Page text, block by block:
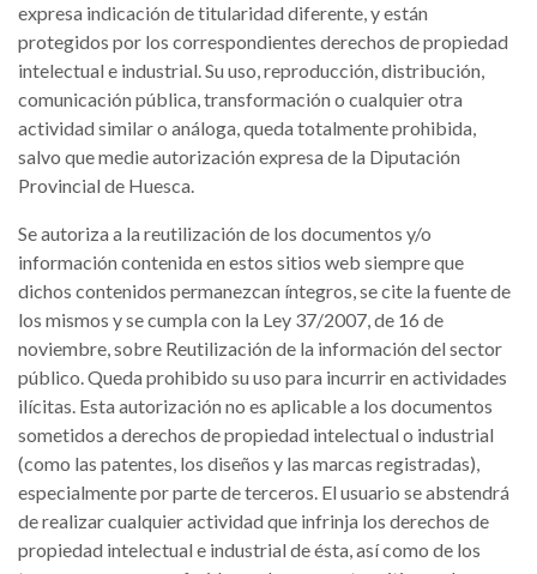
expresa indicación de titularidad diferente, y están
protegidos por los correspondientes derechos de propiedad
intelectual e industrial. Su uso, reproducción, distribución,
comunicación pública, transformación o cualquier otra
actividad similar o análoga, queda totalmente prohibida,
salvo que medie autorización expresa de la Diputación
Provincial de Huesca.
Se autoriza a la reutilización de los documentos y/o
información contenida en estos sitios web siempre que
dichos contenidos permanezcan íntegros, se cite la fuente de
los mismos y se cumpla con la Ley 37/2007, de 16 de
noviembre, sobre Reutilización de la información del sector
público. Queda prohibido su uso para incurrir en actividades
ilícitas. Esta autorización no es aplicable a los documentos
sometidos a derechos de propiedad intelectual o industrial
(como las patentes, los diseños y las marcas registradas),
especialmente por parte de terceros. El usuario se abstendrá
de realizar cualquier actividad que infrinja los derechos de
propiedad intelectual e industrial de ésta, así como de los